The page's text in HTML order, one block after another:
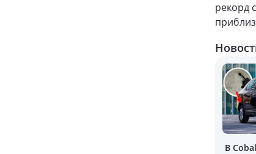
рекорд
В